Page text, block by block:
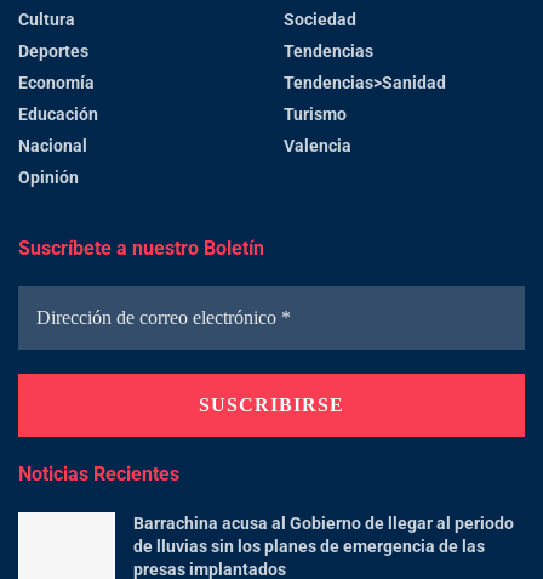
Cultura
Deportes
Economía
Educación
Nacional
Opinión
Sociedad
Tendencias
Tendencias>Sanidad
Turismo
Valencia
Suscríbete a nuestro Boletín
Noticias Recientes
Barrachina acusa al Gobierno de llegar al periodo
de lluvias sin los planes de emergencia de las
presas implantados